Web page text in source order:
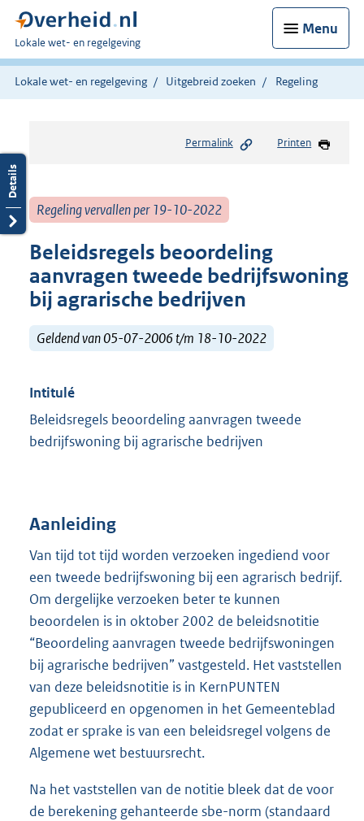
Menu
U
bent
hier:
Lokale wet- en regelgeving
Lokale wet- en regelgeving Uitgebreid zoeken Regeling
Permalink Printen
Regeling vervallen per 19-10-2022
Beleidsregels beoordeling
aanvragen tweede bedrijfswoning
bij agrarische bedrijven
Geldend van 05-07-2006 t/m 18-10-2022
Intitulé
Beleidsregels beoordeling aanvragen tweede
bedrijfswoning bij agrarische bedrijven
Aanleiding
Van tijd tot tijd worden verzoeken ingediend voor
een tweede bedrijfswoning bij een agrarisch bedrijf.
Om dergelijke verzoeken beter te kunnen
beoordelen is in oktober 2002 de beleidsnotitie
“Beoordeling aanvragen tweede bedrijfswoningen
bij agrarische bedrijven” vastgesteld. Het vaststellen
van deze beleidsnotitie is in KernPUNTEN
gepubliceerd en opgenomen in het Gemeenteblad
zodat er sprake is van een beleidsregel volgens de
Algemene wet bestuursrecht.
Na het vaststellen van de notitie bleek dat de voor
de berekening gehanteerde sbe-norm (standaard